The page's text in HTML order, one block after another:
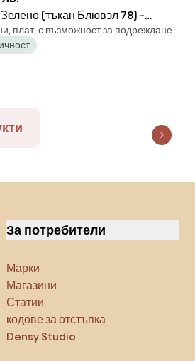
(тъкан Блювэл 78) -
ТАПИЦИРАН СТОЛ VELVET
ТРАПЕЗАРИЯ С
плат, с възможност за подреждане
За потребители
Марки
Магазини
Статии
кодове за отстъпка
Densy Studio